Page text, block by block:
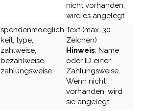
nicht vorhanden,
wird es angelegt
spendenmoeglich
keit, type,
zahlweise,
bezahlweise,
zahlungsweise
Text (max. 30
Zeichen)
Hinweis: Name
oder ID einer
Zahlungsweise.
Wenn nicht
vorhanden, wird
sie angelegt